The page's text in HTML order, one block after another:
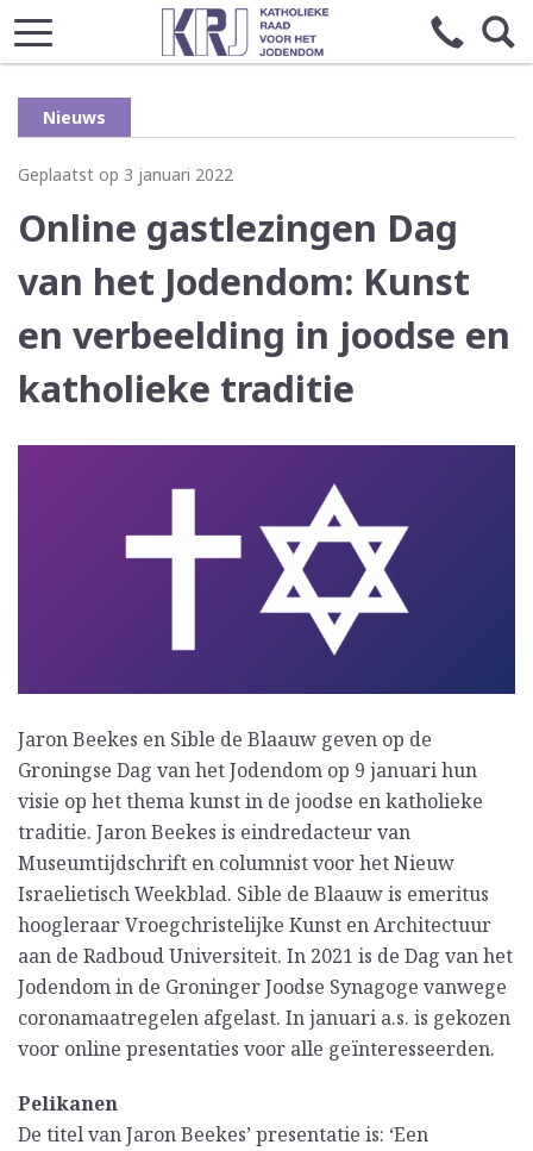
Nieuws
Geplaatst op 3 januari 2022
Online gastlezingen Dag
van het Jodendom: Kunst
en verbeelding in joodse en
katholieke traditie
Jaron Beekes en Sible de Blaauw geven op de
Groningse Dag van het Jodendom op 9 januari hun
visie op het thema kunst in de joodse en katholieke
traditie. Jaron Beekes is eindredacteur van
Museumtijdschrift en columnist voor het Nieuw
Israelietisch Weekblad. Sible de Blaauw is emeritus
hoogleraar Vroegchristelijke Kunst en Architectuur
aan de Radboud Universiteit. In 2021 is de Dag van het
Jodendom in de Groninger Joodse Synagoge vanwege
coronamaatregelen afgelast. In januari a.s. is gekozen
voor online presentaties voor alle geïnteresseerden.
Pelikanen
De titel van Jaron Beekes’ presentatie is: ‘Een